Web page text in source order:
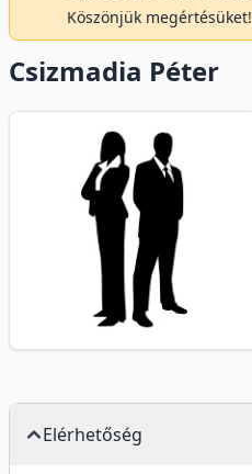
Köszönjük megértésüket!
Csizmadia Péter
Elérhetőség